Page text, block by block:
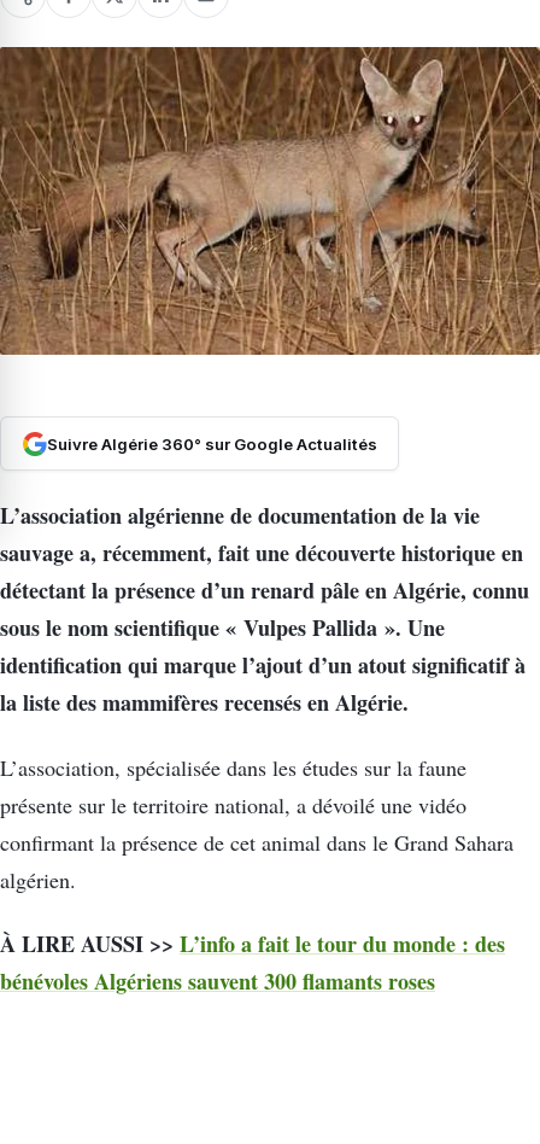
Suivre Algérie 360° sur Google Actualités
L’association algérienne de documentation de la vie
sauvage a, récemment, fait une découverte historique en
détectant la présence d’un renard pâle en Algérie, connu
sous le nom scientifique « Vulpes Pallida ». Une
identification qui marque l’ajout d’un atout significatif à
la liste des mammifères recensés en Algérie.
L’association, spécialisée dans les études sur la faune
présente sur le territoire national, a dévoilé une vidéo
confirmant la présence de cet animal dans le Grand Sahara
algérien.
À LIRE AUSSI >> L’info a fait le tour du monde : des
bénévoles Algériens sauvent 300 flamants roses